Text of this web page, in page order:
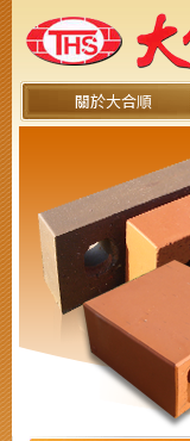
關於大合順